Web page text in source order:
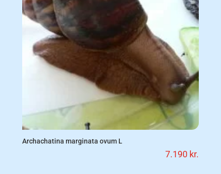
Archachatina marginata ovum L
7.190 kr.